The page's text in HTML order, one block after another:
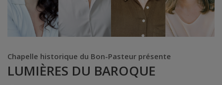
Chapelle historique du Bon-Pasteur présente
LUMIÈRES DU BAROQUE